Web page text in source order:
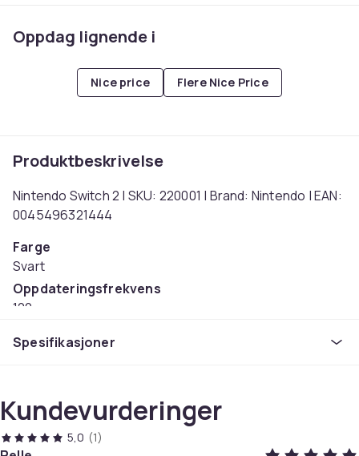
Oppdag lignende i
Nice price Flere Nice Price
Produktbeskrivelse
Nintendo Switch 2 | SKU: 220001 | Brand: Nintendo | EAN:
0045496321444
Farge
Svart
Oppdateringsfrekvens
120
7.9
Vekt
534
Spesifikasjoner
Kundevurderinger
5,0 (1)